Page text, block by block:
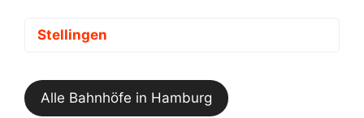
Stellingen
Alle Bahnhöfe in Hamburg